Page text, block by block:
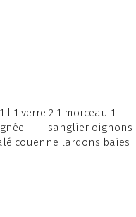
l 1 verre 2 1 morceau 1
- - - sanglier oignons
couenne lardons baies